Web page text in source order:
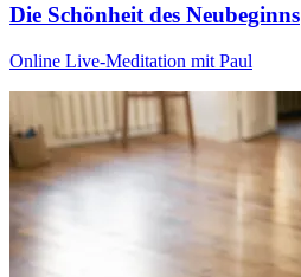
Die Schönheit des Neubeginns
Online Live-Meditation mit Paul